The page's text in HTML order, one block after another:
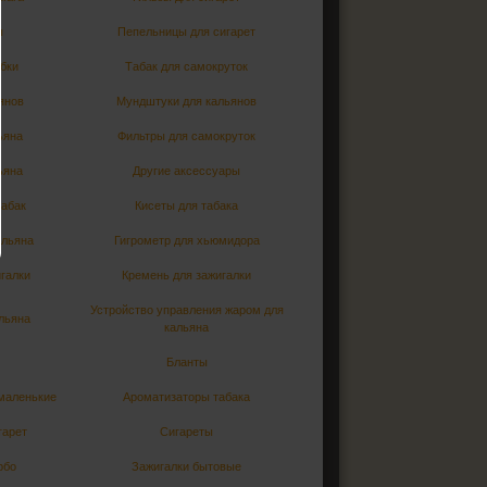
Пепельницы для сигарет
Табак для самокруток
Мундштуки для кальянов
Фильтры для самокруток
Другие аксессуары
Кисеты для табака
Гигрометр для хьюмидора
Кремень для зажигалки
Устройство управления жаром для
кальяна
Бланты
Ароматизаторы табака
Сигареты
Зажигалки бытовые